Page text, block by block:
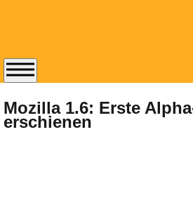
Mozilla 1.6: Erste
erschienen
Abonnieren Sie den
14-tägig
erscheinenden